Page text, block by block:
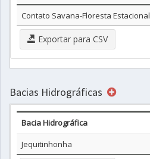
Contato Savana-Floresta Estacional
Exportar para CSV
Bacias Hidrográficas
Bacia Hidrográfica
Jequitinhonha